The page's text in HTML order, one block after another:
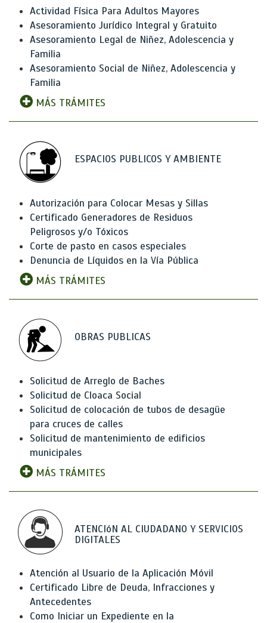
Actividad Física Para Adultos Mayores
Asesoramiento Jurídico Integral y Gratuito
Asesoramiento Legal de Niñez, Adolescencia y
Familia
Asesoramiento Social de Niñez, Adolescencia y
Familia
MÁS TRÁMITES
ESPACIOS PUBLICOS Y AMBIENTE
Autorización para Colocar Mesas y Sillas
Certificado Generadores de Residuos
Peligrosos y/o Tóxicos
Corte de pasto en casos especiales
Denuncia de Líquidos en la Vía Pública
MÁS TRÁMITES
OBRAS PUBLICAS
Solicitud de Arreglo de Baches
Solicitud de Cloaca Social
Solicitud de colocación de tubos de desagüe
para cruces de calles
Solicitud de mantenimiento de edificios
municipales
MÁS TRÁMITES
ATENCIóN AL CIUDADANO Y SERVICIOS
DIGITALES
Atención al Usuario de la Aplicación Móvil
Certificado Libre de Deuda, Infracciones y
Antecedentes
Como Iniciar un Expediente en la